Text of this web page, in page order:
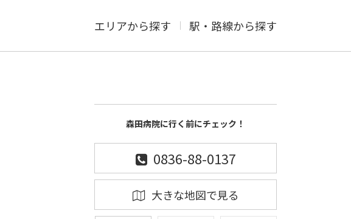
エリアから探す 駅・路線から探す
森田病院に行く前にチェック！
0836-88-0137
大きな地図で見る